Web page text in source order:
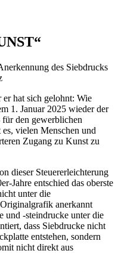
des Siebdrucks
er hat sich gelohnt: Wie
1. Januar 2025 wieder der
den gewerblichen
vielen Menschen und
Zugang zu Kunst zu
dieser Steuererleichterung
Jahre entschied das oberste
unter die
anerkannt
und -steindrucke unter die
dass Siebdrucke nicht
entstehen, sondern
nicht direkt aus